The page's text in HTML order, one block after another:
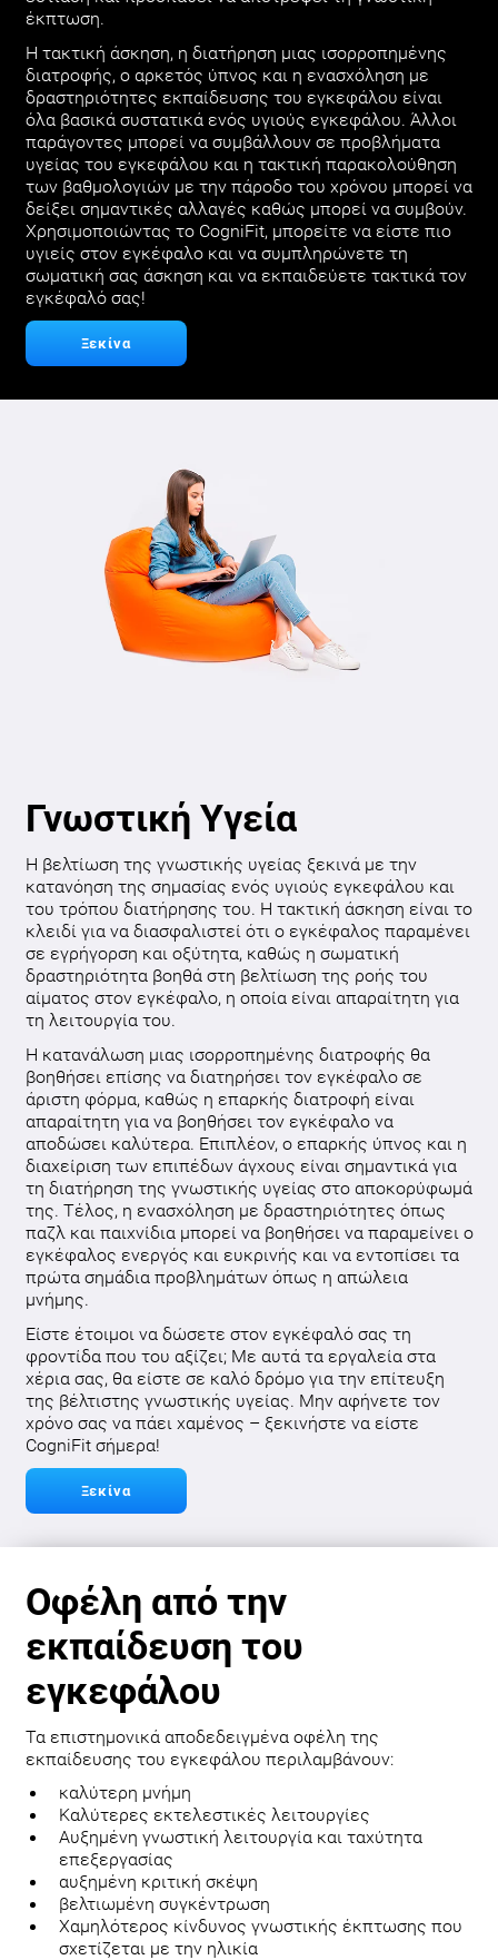
έκπτωση.
Η τακτική άσκηση, η διατήρηση μιας ισορροπημένης
διατροφής, ο αρκετός ύπνος και η ενασχόληση με
δραστηριότητες εκπαίδευσης του εγκεφάλου είναι
όλα βασικά συστατικά ενός υγιούς εγκεφάλου. Άλλοι
παράγοντες μπορεί να συμβάλλουν σε προβλήματα
υγείας του εγκεφάλου και η τακτική παρακολούθηση
των βαθμολογιών με την πάροδο του χρόνου μπορεί να
δείξει σημαντικές αλλαγές καθώς μπορεί να συμβούν.
Χρησιμοποιώντας το CogniFit, μπορείτε να είστε πιο
υγιείς στον εγκέφαλο και να συμπληρώνετε τη
σωματική σας άσκηση και να εκπαιδεύετε τακτικά τον
εγκέφαλό σας!
Ξεκίνα
Γνωστική Υγεία
Η βελτίωση της γνωστικής υγείας ξεκινά με την
κατανόηση της σημασίας ενός υγιούς εγκεφάλου και
του τρόπου διατήρησης του. Η τακτική άσκηση είναι το
κλειδί για να διασφαλιστεί ότι ο εγκέφαλος παραμένει
σε εγρήγορση και οξύτητα, καθώς η σωματική
δραστηριότητα βοηθά στη βελτίωση της ροής του
αίματος στον εγκέφαλο, η οποία είναι απαραίτητη για
τη λειτουργία του.
Η κατανάλωση μιας ισορροπημένης διατροφής θα
βοηθήσει επίσης να διατηρήσει τον εγκέφαλο σε
άριστη φόρμα, καθώς η επαρκής διατροφή είναι
απαραίτητη για να βοηθήσει τον εγκέφαλο να
αποδώσει καλύτερα. Επιπλέον, ο επαρκής ύπνος και η
διαχείριση των επιπέδων άγχους είναι σημαντικά για
τη διατήρηση της γνωστικής υγείας στο αποκορύφωμά
της. Τέλος, η ενασχόληση με δραστηριότητες όπως
παζλ και παιχνίδια μπορεί να βοηθήσει να παραμείνει ο
εγκέφαλος ενεργός και ευκρινής και να εντοπίσει τα
πρώτα σημάδια προβλημάτων όπως η απώλεια
μνήμης.
Είστε έτοιμοι να δώσετε στον εγκέφαλό σας τη
φροντίδα που του αξίζει; Με αυτά τα εργαλεία στα
χέρια σας, θα είστε σε καλό δρόμο για την επίτευξη
της βέλτιστης γνωστικής υγείας. Μην αφήνετε τον
χρόνο σας να πάει χαμένος – ξεκινήστε να είστε
CogniFit σήμερα!
Ξεκίνα
Οφέλη από την
εκπαίδευση του
εγκεφάλου
Τα επιστημονικά αποδεδειγμένα οφέλη της
εκπαίδευσης του εγκεφάλου περιλαμβάνουν:
καλύτερη μνήμη
Καλύτερες εκτελεστικές λειτουργίες
Αυξημένη γνωστική λειτουργία και ταχύτητα
επεξεργασίας
αυξημένη κριτική σκέψη
βελτιωμένη συγκέντρωση
Χαμηλότερος κίνδυνος γνωστικής έκπτωσης που
σχετίζεται με την ηλικία